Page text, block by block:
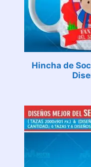
Hincha de